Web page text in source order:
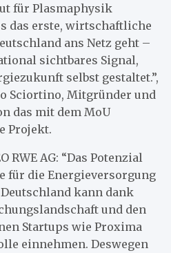
für Plasmaphysik
das erste, wirtschaftliche
ans Netz geht –
sichtbares Signal,
selbst gestaltet.”,
Sciortino, Mitgründer und
das mit dem MoU
Projekt.
RWE AG: “Das Potenzial
für die Energieversorgung
kann dank
und den
Startups wie Proxima
einnehmen. Deswegen